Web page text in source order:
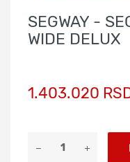
SEGWAY -
WIDE DELUX
1.403.020